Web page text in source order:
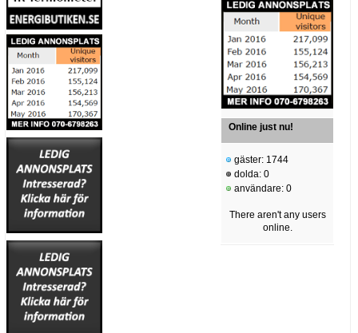
Online just nu!
gäster: 1744
dolda: 0
användare: 0
There aren't any users
online.